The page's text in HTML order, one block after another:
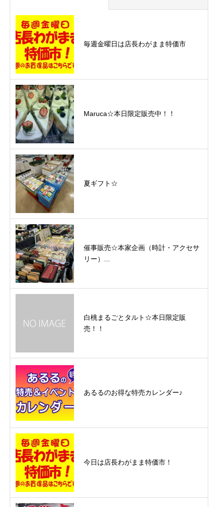
毎週金曜日は店長わがまま特価市
Maruca☆本日限定販売中！！
夏ギフト☆
催事販売☆本家企画（時計・アクセサ
リー）...
白桃まるごとタルト☆本日限定販
売！！
あるるのお得な特売カレンダー♪
今日は店長わがまま特価市！